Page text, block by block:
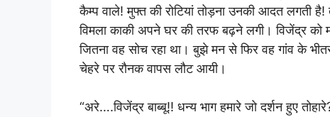
कैम्प वाले! मुफ्त की रोटियां तोड़ना उनकी आदत लगती
विमला काकी अपने घर की तरफ बढ़ने लगी। विजेंद्र को
जितना वह सोच रहा था। बुझे मन से फिर वह गांव के
चेहरे पर रौनक वापस लौट आयी।
“अरे….विजेंद्र बाब्बू!! धन्य भाग हमारे जो दर्शन हुए